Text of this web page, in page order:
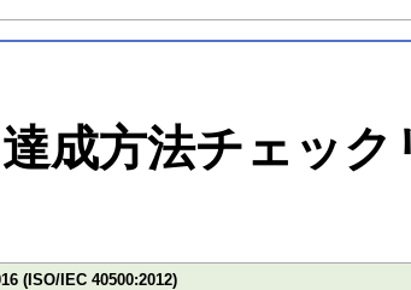
達成方法チェック
(ISO/IEC 40500:2012)